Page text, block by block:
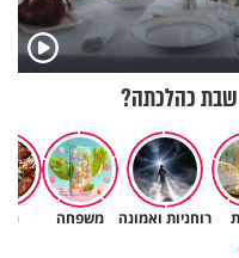
שבת כהלכתה?
רוחניות ואמונה משפחה
גם ׳הרע׳ זה הרחמים של בורא